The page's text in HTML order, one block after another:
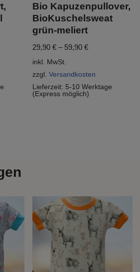
Bio Kapuzenpullover,
BioKuschelsweat
grün-meliert
29,90€ – 59,90€
inkl. MwSt.
zzgl.Versandkosten
Lieferzeit: 5-10 Werktage
(Express möglich)